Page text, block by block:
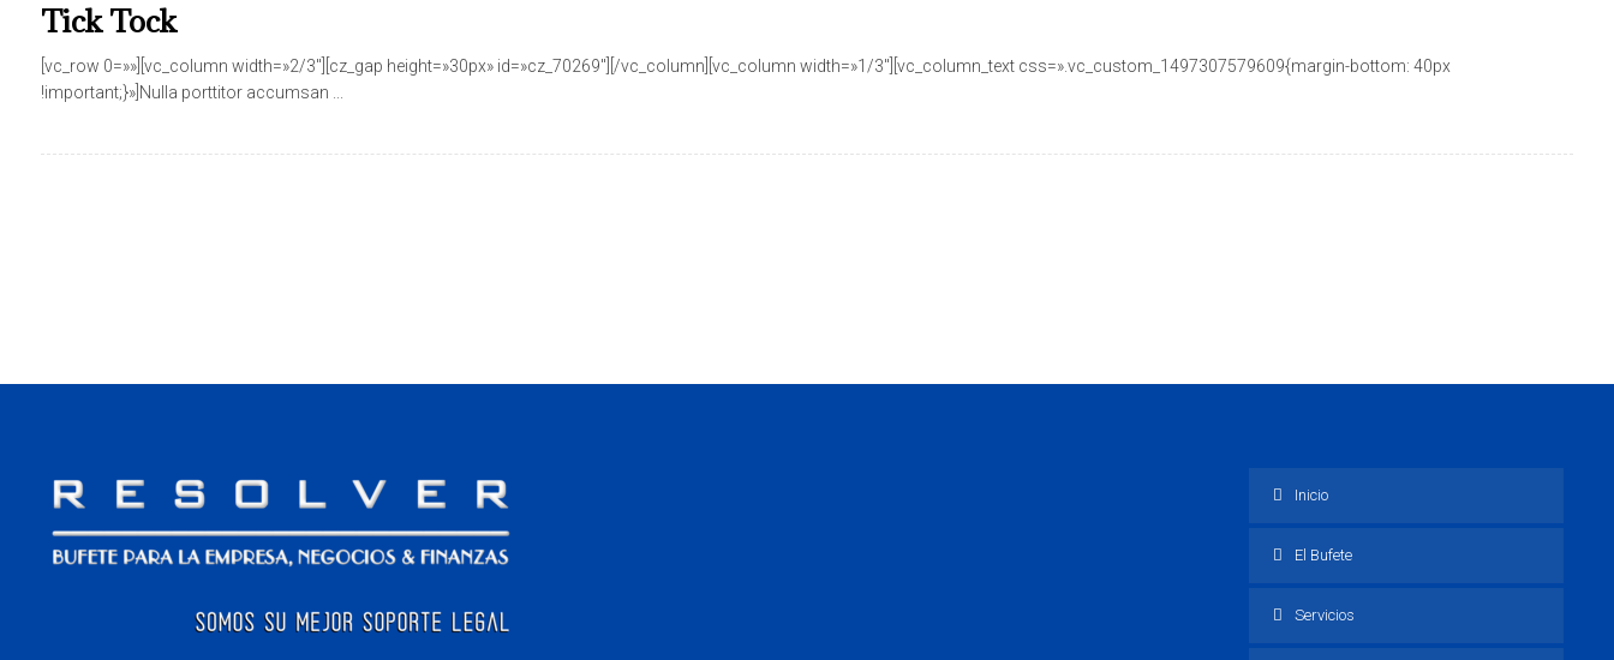
Tick Tock
[vc_row 0=»»][vc_column width=»2/3″][cz_gap height=»30px» id=»cz_70269″][/vc_column][vc_column width=»1/3″][vc_column_text css=».vc_custom_1497307579609{margin-bottom: 40px
!important;}»]Nulla porttitor accumsan ...
Inicio
El Bufete
Servicios